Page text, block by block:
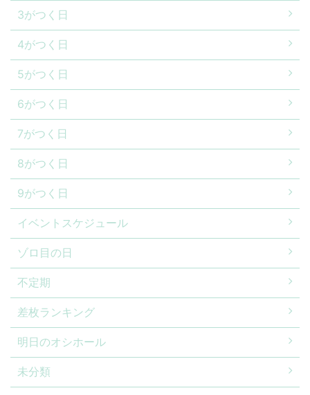
3がつく日
4がつく日
5がつく日
6がつく日
7がつく日
8がつく日
9がつく日
イベントスケジュール
ゾロ目の日
不定期
差枚ランキング
明日のオシホール
未分類